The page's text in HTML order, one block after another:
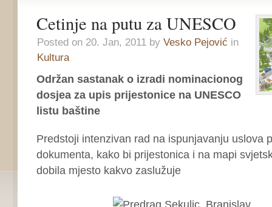
Cetinje na putu za UNESCO
Posted on 20. Jan, 2011 by Vesko Pejović in
Kultura
Održan sastanak o izradi nominacionog
dosjea za upis prijestonice na UNESCO
listu baštine
Predstoji intenzivan rad na ispunjavanju uslova
dokumenta, kako bi prijestonica i na mapi
dobila mjesto kakvo zaslužuje